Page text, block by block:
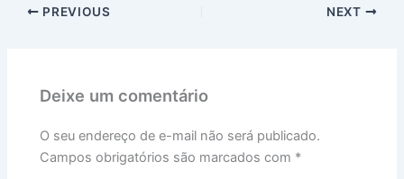
PREVIOUS NEXT
Deixe um comentário
O seu endereço de e-mail não será publicado.
Campos obrigatórios são marcados com *